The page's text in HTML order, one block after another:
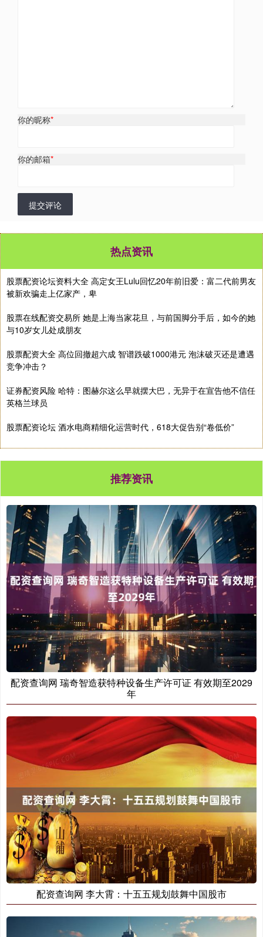
你的昵称*
你的邮箱*
提交评论
热点资讯
股票配资论坛资料大全 高定女王Lulu回忆20年前旧爱：富二代前男友
被新欢骗走上亿家产，卑
股票在线配资交易所 她是上海当家花旦，与前国脚分手后，如今的她
与10岁女儿处成朋友
股票配资大全 高位回撤超六成 智谱跌破1000港元 泡沫破灭还是遭遇
竞争冲击？
证券配资风险 哈特：图赫尔这么早就摆大巴，无异于在宣告他不信任
英格兰球员
股票配资论坛 酒水电商精细化运营时代，618大促告别“卷低价”
推荐资讯
配资查询网 瑞奇智造获特种设备生产许可证 有效期至2029
年
配资查询网 李大霄：十五五规划鼓舞中国股市